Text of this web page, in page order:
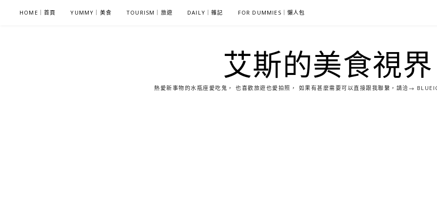
HOME｜首頁 YUMMY｜美食 TOURISM｜旅遊 DAILY｜雜記 FOR DUMMIES｜懶人包
艾斯的美食視界
熱愛新事物的水瓶座愛吃鬼， 也喜歡旅遊也愛拍照， 如果有甚麼需要可以直接跟我聯繫，請洽→